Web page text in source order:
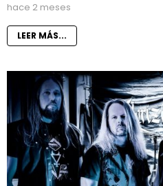
hace 2 meses
LEER MÁS...